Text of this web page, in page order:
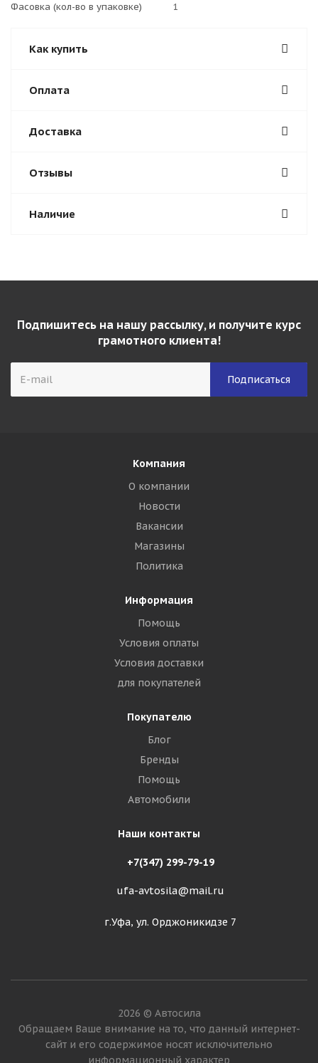
Фасовка (кол-во в упаковке)
1
Как купить
Оплата
Доставка
Отзывы
Наличие
Подпишитесь на нашу рассылку, и получите курс
грамотного клиента!
Компания
О компании
Новости
Вакансии
Магазины
Политика
Информация
Помощь
Условия оплаты
Условия доставки
для покупателей
Покупателю
Блог
Бренды
Помощь
Автомобили
Наши контакты
+7(347) 299-79-19
ufa-avtosila@mail.ru
г.Уфа, ул. Орджоникидзе 7
2026 © Автосила
Обращаем Ваше внимание на то, что данный интернет-
сайт и его содержимое носят исключительно
информационный характер